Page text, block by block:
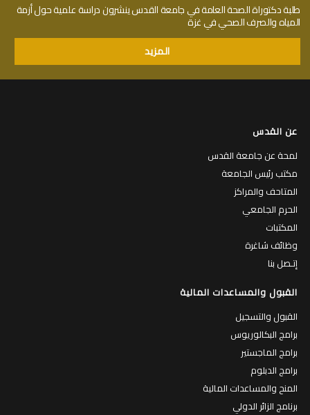
طلبة دكتوراة الصحة العامة في جامعة القدس ينشرون دراسة علمية حول أزمة
المياه والصرف الصحي في غزة
المزيد
عن القدس
لمحة عن جامعة القدس
مكتب رئيس الجامعة
المتاحف والمراكز
الحرم الجامعي
المكتبات
وظائف شاغرة
إتـصل بنا
القبول والمساعدات المالية
القبول والتسجيل
برامج البكالوريوس
برامج الماجستير
برامج الدبلوم
المنح والمساعدات المالية
برنامج الزائر الدولي